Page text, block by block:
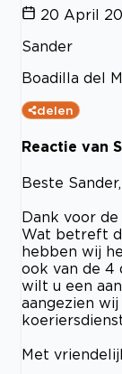
20 April
Sander
Boadilla del
delen
Reactie van
Beste Sander,
Dank voor
Wat betreft
hebben wij
ook van de 4
wilt u een
aangezien
Met